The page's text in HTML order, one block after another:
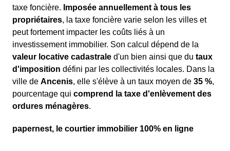
taxe foncière. Imposée annuellement à tous les
propriétaires, la taxe foncière varie selon les villes et
peut fortement impacter les coûts liés à un
investissement immobilier. Son calcul dépend de la
valeur locative cadastrale d'un bien ainsi que du taux
d'imposition défini par les collectivités locales. Dans la
ville de Ancenis, elle s'élève à un taux moyen de 35 %,
pourcentage qui comprend la taxe d'enlèvement des
ordures ménagères.
papernest, le courtier immobilier 100% en ligne